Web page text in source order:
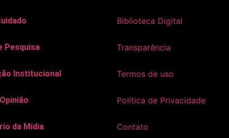
Pesquisa
Institucional
da Mídia
Biblioteca Digital
Transparência
Termos de uso
Política de Privacidade
Contato